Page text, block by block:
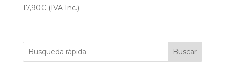
17,90€ (IVA Inc.)
Buscar